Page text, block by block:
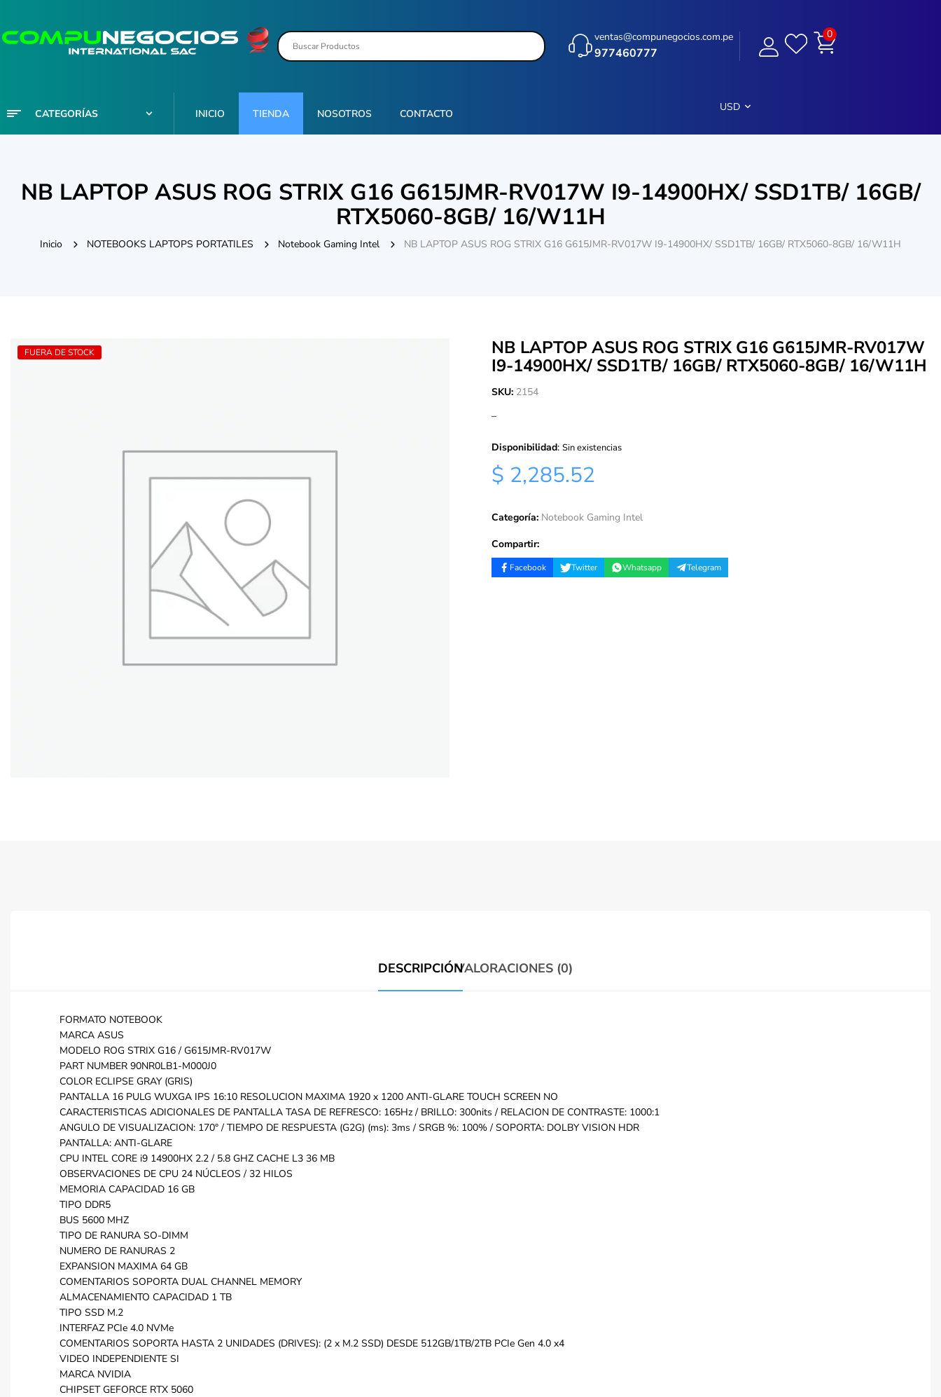
ventas@compunegocios.com.pe
977460777
0
CATEGORÍAS INICIO TIENDA NOSOTROS CONTACTO
USD
NB LAPTOP ASUS ROG STRIX G16 G615JMR-RV017W I9-14900HX/ SSD1TB/ 16GB/
RTX5060-8GB/ 16/W11H
Inicio NOTEBOOKS LAPTOPS PORTATILES Notebook Gaming Intel NB LAPTOP ASUS ROG STRIX G16 G615JMR-RV017W I9-14900HX/ SSD1TB/ 16GB/ RTX5060-8GB/ 16/W11H
FUERA DE STOCK
NB LAPTOP ASUS ROG STRIX G16 G615JMR-RV017W
I9-14900HX/ SSD1TB/ 16GB/ RTX5060-8GB/ 16/W11H
SKU: 2154
–
Disponibilidad: Sin existencias
$ 2,285.52
Categoría: Notebook Gaming Intel
Compartir:
Facebook Twitter Whatsapp Telegram
DESCRIPCIÓNVALORACIONES (0)
FORMATO NOTEBOOK
MARCA ASUS
MODELO ROG STRIX G16 / G615JMR-RV017W
PART NUMBER 90NR0LB1-M000J0
COLOR ECLIPSE GRAY (GRIS)
PANTALLA 16 PULG WUXGA IPS 16:10 RESOLUCION MAXIMA 1920 x 1200 ANTI-GLARE TOUCH SCREEN NO
CARACTERISTICAS ADICIONALES DE PANTALLA TASA DE REFRESCO: 165Hz / BRILLO: 300nits / RELACION DE CONTRASTE: 1000:1
ANGULO DE VISUALIZACION: 170° / TIEMPO DE RESPUESTA (G2G) (ms): 3ms / SRGB %: 100% / SOPORTA: DOLBY VISION HDR
PANTALLA: ANTI-GLARE
CPU INTEL CORE i9 14900HX 2.2 / 5.8 GHZ CACHE L3 36 MB
OBSERVACIONES DE CPU 24 NÚCLEOS / 32 HILOS
MEMORIA CAPACIDAD 16 GB
TIPO DDR5
BUS 5600 MHZ
TIPO DE RANURA SO-DIMM
NUMERO DE RANURAS 2
EXPANSION MAXIMA 64 GB
COMENTARIOS SOPORTA DUAL CHANNEL MEMORY
ALMACENAMIENTO CAPACIDAD 1 TB
TIPO SSD M.2
INTERFAZ PCIe 4.0 NVMe
COMENTARIOS SOPORTA HASTA 2 UNIDADES (DRIVES): (2 x M.2 SSD) DESDE 512GB/1TB/2TB PCIe Gen 4.0 x4
VIDEO INDEPENDIENTE SI
MARCA NVIDIA
CHIPSET GEFORCE RTX 5060